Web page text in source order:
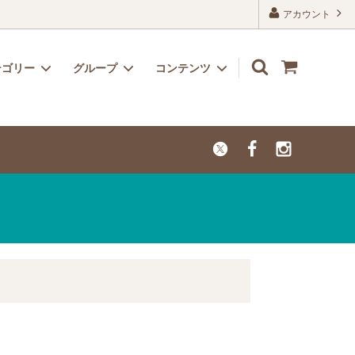
アカウント
リー グループ コンテンツ